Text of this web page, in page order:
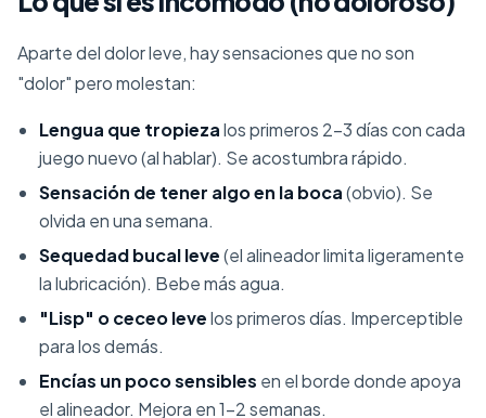
Aparte del dolor leve, hay sensaciones que no son
"dolor" pero molestan:
Lengua que tropiezalos primeros 2-3 días con cada
juego nuevo (al hablar). Se acostumbra rápido.
Sensación de tener algo en la boca(obvio). Se
olvida en una semana.
Sequedad bucal leve(el alineador limita ligeramente
la lubricación). Bebe más agua.
"Lisp" o ceceo levelos primeros días. Imperceptible
para los demás.
Encías un poco sensibles en el borde donde apoya
el alineador. Mejora en 1-2 semanas.